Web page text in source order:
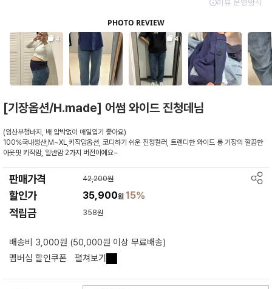
[기장옵션/H.made] 어썸 와이드 진청데님
(임산부청바지, 배 압박없이 매일입기 좋아요)
100%국내생산,M~XL,키작맘옵션, 코디하기 쉬운 진청컬러, 트렌디한 와이드 롱 기장의 깔끔한
아웃핏 키작맘, 일반맘 2가지 버전이에요~
판매가격 42,200원
할인가 35,900원15%
적립금 358원
배송비 3,000원 (50,000원 이상 무료배송)
멤버십 할인쿠폰
펼쳐보기